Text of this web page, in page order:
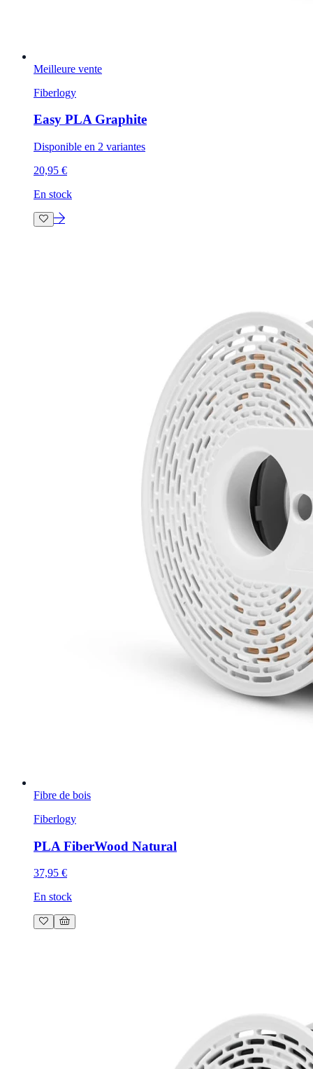
Meilleure vente
Fiberlogy
Easy PLA Graphite
Disponible en 2 variantes
20,95 €
En stock
Fibre de bois
Fiberlogy
PLA FiberWood Natural
37,95 €
En stock